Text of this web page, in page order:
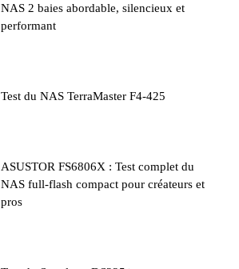
NAS 2 baies abordable, silencieux et
performant
Test du NAS TerraMaster F4-425
ASUSTOR FS6806X : Test complet du
NAS full-flash compact pour créateurs et
pros